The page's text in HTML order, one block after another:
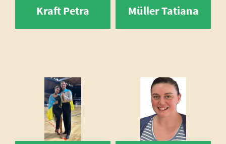
Kraft Petra Müller Tatiana